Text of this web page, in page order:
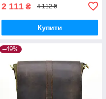
2 111 ₴ 4 112 ₴
Купити
–49%